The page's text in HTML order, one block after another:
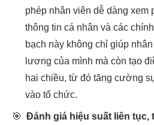
phép nhân viên dễ dàng xem
thông tin cá nhân và các
bạch này không chỉ giúp
lương của mình mà còn tạo
hai chiều, từ đó tăng cường
vào tổ chức.
🎯 Đánh giá hiệu suất liên tục,